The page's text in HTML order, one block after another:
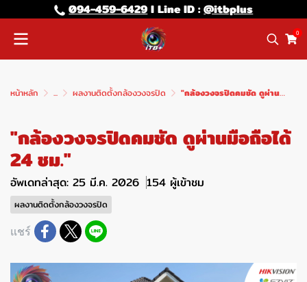
094-459-6429l Line lD :@itbplus
0
หน้าหลัก ... ผลงานติดตั้งกล้องวงจรปิด "กล้องวงจรปิดคมชัด ดูผ่านมือถือได้ 24 ชม."
"กล้องวงจรปิดคมชัด ดูผ่านมือถือได้
24 ชม."
อัพเดทล่าสุด: 25 มี.ค. 2026 154 ผู้เข้าชม
ผลงานติดตั้งกล้องวงจรปิด
แชร์